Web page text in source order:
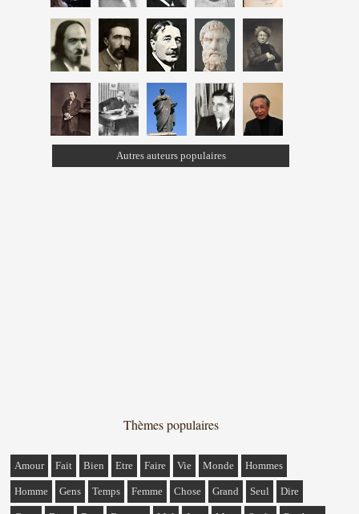
Autres auteurs populaires
Thèmes populaires
Amour Fait Bien Etre Faire Vie Monde Hommes
Homme Gens Temps Femme Chose Grand Seul Dire